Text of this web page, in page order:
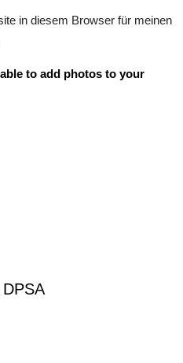
in diesem Browser für meinen
to add photos to your
پرشر سوئیچ دیجیتال مدل DPSA